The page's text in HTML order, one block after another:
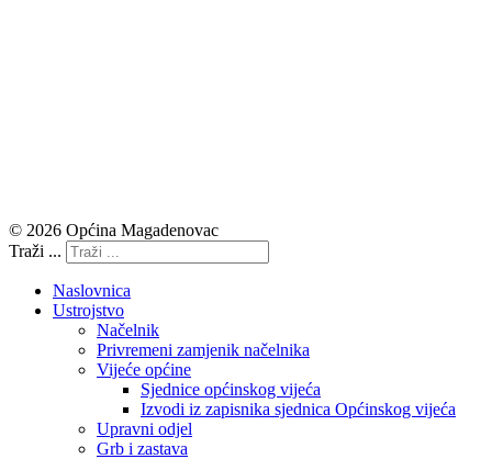
© 2026 Općina Magadenovac
Traži ...
Naslovnica
Ustrojstvo
Načelnik
Privremeni zamjenik načelnika
Vijeće općine
Sjednice općinskog vijeća
Izvodi iz zapisnika sjednica Općinskog vijeća
Upravni odjel
Grb i zastava